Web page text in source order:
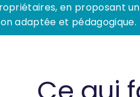
en proposant
adaptée et pédagogique.